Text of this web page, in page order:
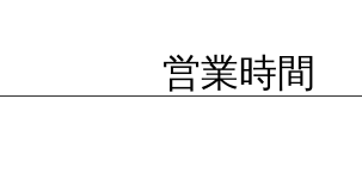
営業時間